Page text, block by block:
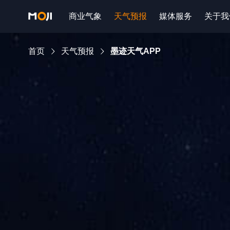
商业气象 天气预报 媒体服务 关于
首页 天气预报 墨迹天气APP